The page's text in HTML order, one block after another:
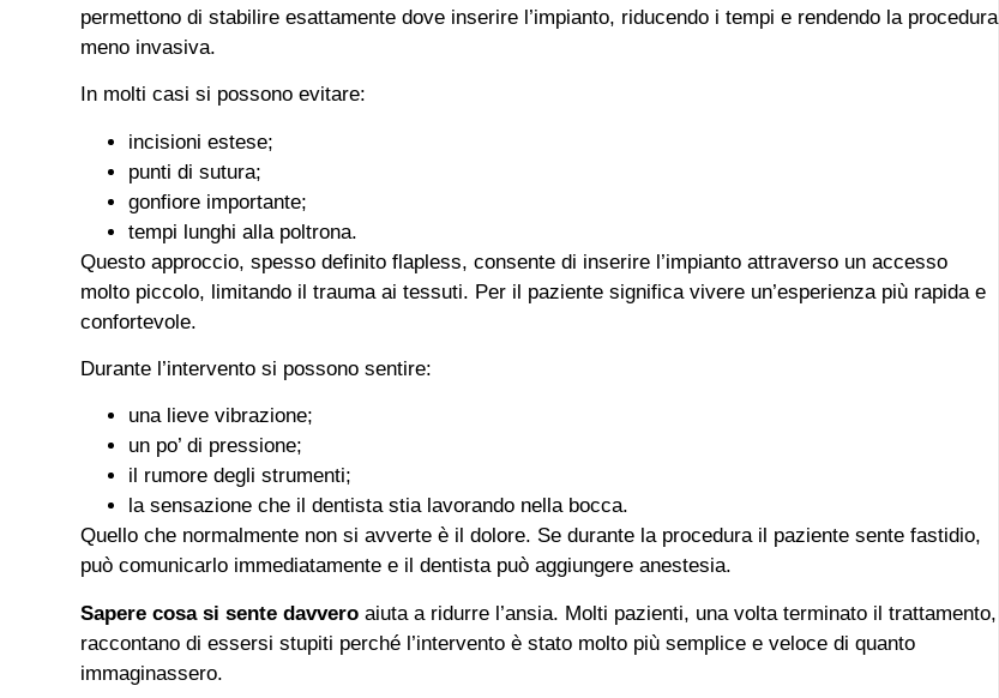
permettono di stabilire esattamente dove inserire l’impianto, riducendo i tempi e rendendo la procedura
meno invasiva.
In molti casi si possono evitare:
incisioni estese;
punti di sutura;
gonfiore importante;
tempi lunghi alla poltrona.
Questo approccio, spesso definito flapless, consente di inserire l’impianto attraverso un accesso
molto piccolo, limitando il trauma ai tessuti. Per il paziente significa vivere un’esperienza più rapida e
confortevole.
Durante l’intervento si possono sentire:
una lieve vibrazione;
un po’ di pressione;
il rumore degli strumenti;
la sensazione che il dentista stia lavorando nella bocca.
Quello che normalmente non si avverte è il dolore. Se durante la procedura il paziente sente fastidio,
può comunicarlo immediatamente e il dentista può aggiungere anestesia.
Sapere cosa si sente davvero aiuta a ridurre l’ansia. Molti pazienti, una volta terminato il trattamento,
raccontano di essersi stupiti perché l’intervento è stato molto più semplice e veloce di quanto
immaginassero.